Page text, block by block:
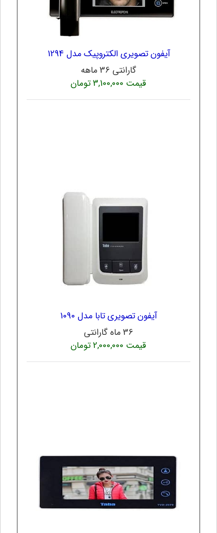
آیفون تصویری الکتروپیک مدل 1294
گارانتی 36 ماهه
قیمت 3,100,000 تومان
آیفون تصویری تابا مدل 1090
36 ماه گارانتی
قیمت 2,000,000 تومان